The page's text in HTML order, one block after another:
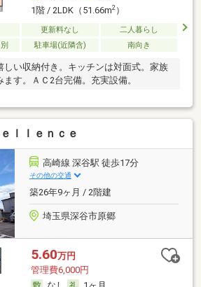
1階 / 2LDK（51.66m2）
更新料なし
二人暮らし
駐車場(近隣含) 南向き
しい収納付き。キッチンは対面式。家族
す。ＡＣ2台完備。充実設備。
ｌｌｅｎｃｅ
高崎線 深谷駅 徒歩17分
その他の交通
築26年9ヶ月 / 2階建
埼玉県深谷市原郷
5.60万円
管理費6,000円